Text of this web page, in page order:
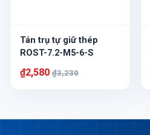
Tán trụ tự giữ thép
ROST-7.2-M5-6-S
₫2,580 ₫3,230